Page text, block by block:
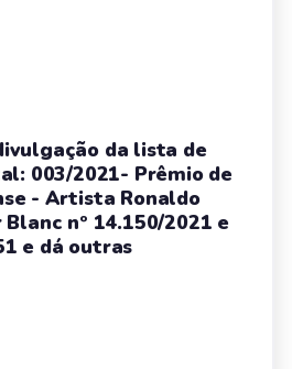
da lista de
003/2021- Prêmio de
- Artista Ronaldo
nº 14.150/2021 e
e dá outras